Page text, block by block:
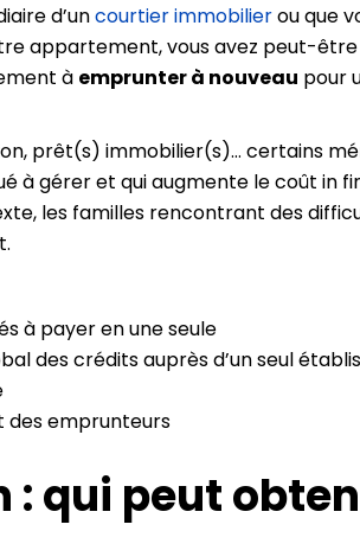
d’uncourtier immobilierou que
appartement, vous avez peut-
à emprunter à nouveau pour
prêt(s) immobilier(s)… certains
à gérer et qui augmente le coût in
les familles rencontrant des
à payer en une seule
des crédits auprès d’un seul
des emprunteurs
qui peut